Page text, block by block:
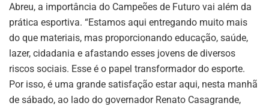
Abreu, a importância do Campeões de Futuro vai além da
prática esportiva. “Estamos aqui entregando muito mais
do que materiais, mas proporcionando educação, saúde,
lazer, cidadania e afastando esses jovens de diversos
riscos sociais. Esse é o papel transformador do esporte.
Por isso, é uma grande satisfação estar aqui, nesta manhã
de sábado, ao lado do governador Renato Casagrande,